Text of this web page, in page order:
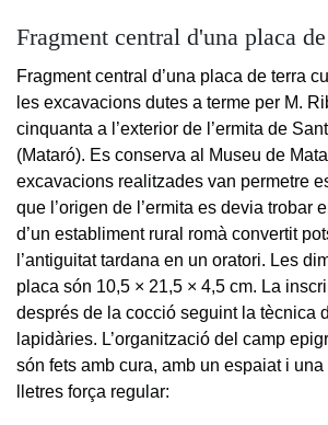
Fragment central d'una placa
Fragment central d’una placa de terra
les excavacions dutes a terme per M.
cinquanta a l’exterior de l’ermita de
(Mataró). Es conserva al Museu de
excavacions realitzades van permetre
que l’origen de l’ermita es devia trobar
d’un establiment rural romà convertit
l’antiguitat tardana en un oratori. Les
placa són 10,5 × 21,5 × 4,5 cm. La
després de la cocció seguint la tècnica
lapidàries. L’organització del camp
són fets amb cura, amb un espaiat i
lletres força regular: